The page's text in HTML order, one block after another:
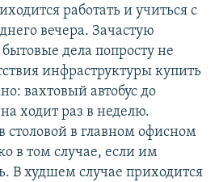
работать и учиться с
вечера. Зачастую
дела попросту не
инфраструктуры купить
вахтовый автобус до
ходит раз в неделю.
столовой в главном офисном
в том случае, если им
В худшем случае приходится